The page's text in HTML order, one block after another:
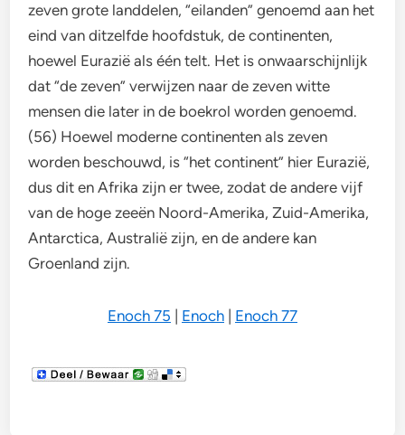
zeven grote landdelen, “eilanden” genoemd aan het
eind van ditzelfde hoofdstuk, de continenten,
hoewel Eurazië als één telt. Het is onwaarschijnlijk
dat “de zeven” verwijzen naar de zeven witte
mensen die later in de boekrol worden genoemd.
(56) Hoewel moderne continenten als zeven
worden beschouwd, is “het continent” hier Eurazië,
dus dit en Afrika zijn er twee, zodat de andere vijf
van de hoge zeeën Noord-Amerika, Zuid-Amerika,
Antarctica, Australië zijn, en de andere kan
Groenland zijn.
Enoch 75 Enoch Enoch 77